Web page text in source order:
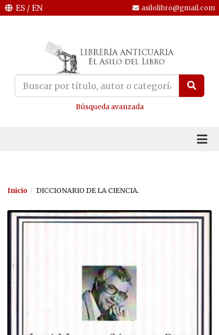
ES / EN asilolibro@gmail.com
Búsqueda avanzada
Inicio DICCIONARIO DE LA CIENCIA.